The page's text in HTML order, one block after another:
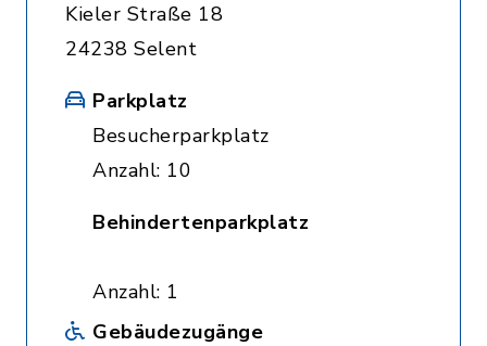
Kieler Straße 18
24238 Selent
Parkplatz
Besucherparkplatz
Anzahl: 10
Behindertenparkplatz
Anzahl: 1
Gebäudezugänge